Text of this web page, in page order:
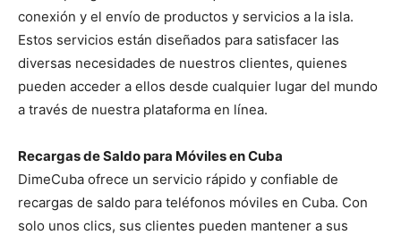
conexión y el envío de productos y servicios a la isla.
Estos servicios están diseñados para satisfacer las
diversas necesidades de nuestros clientes, quienes
pueden acceder a ellos desde cualquier lugar del mundo
a través de nuestra plataforma en línea.
Recargas de Saldo para Móviles en Cuba
DimeCuba ofrece un servicio rápido y confiable de
recargas de saldo para teléfonos móviles en Cuba. Con
solo unos clics, sus clientes pueden mantener a sus